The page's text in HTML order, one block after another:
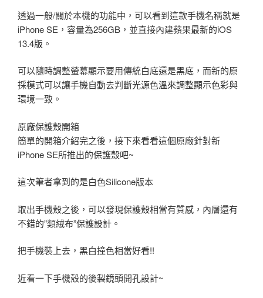
透過一般/關於本機的功能中，可以看到這款手機名稱就是
iPhone SE，容量為256GB，並直接內建蘋果最新的iOS
13.4版。
可以隨時調整螢幕顯示要用傳統白底還是黑底，而新的原
採模式可以讓手機自動去判斷光源色溫來調整顯示色彩與
環境一致。
原廠保護殼開箱
簡單的開箱介紹完之後，接下來看看這個原廠針對新
iPhone SE所推出的保護殼吧~
這次筆者拿到的是白色Silicone版本
取出手機殼之後，可以發現保護殼相當有質感，內層還有
不錯的”類絨布”保護設計。
把手機裝上去，黑白撞色相當好看!!
近看一下手機殼的後製鏡頭開孔設計~